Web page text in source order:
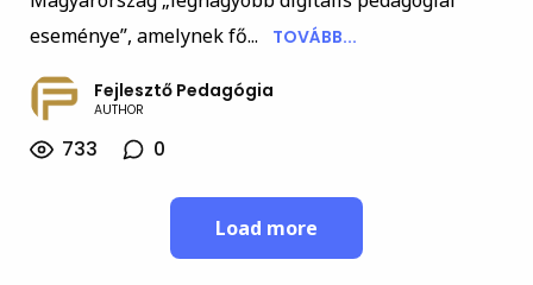
eseménye”, amelynek fő...
TOVÁBB...
Fejlesztő Pedagógia
AUTHOR
733 0
Load more